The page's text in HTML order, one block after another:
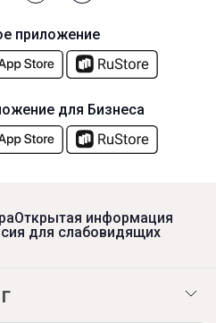
Открытая информация
для слабовидящих
приложение
для Бизнеса